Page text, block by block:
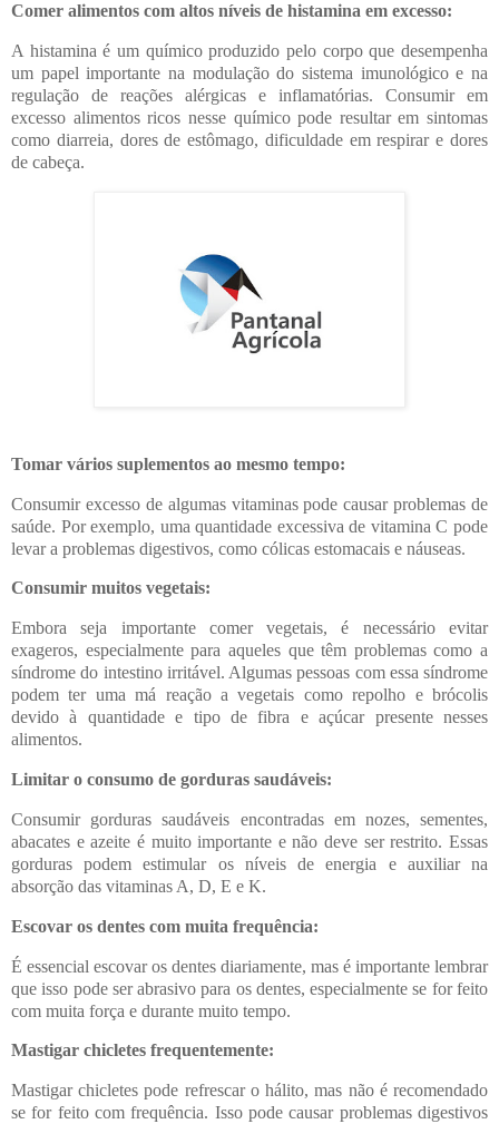
Comer alimentos com altos níveis de histamina em excesso:
A histamina é um químico produzido pelo corpo que desempenha
um papel importante na modulação do sistema imunológico e na
regulação de reações alérgicas e inflamatórias. Consumir em
excesso alimentos ricos nesse químico pode resultar em sintomas
como diarreia, dores de estômago, dificuldade em respirar e dores
de cabeça.
Tomar vários suplementos ao mesmo tempo:
Consumir excesso de algumas vitaminas pode causar problemas de
saúde. Por exemplo, uma quantidade excessiva de vitamina C pode
levar a problemas digestivos, como cólicas estomacais e náuseas.
Consumir muitos vegetais:
Embora seja importante comer vegetais, é necessário evitar
exageros, especialmente para aqueles que têm problemas como a
síndrome do intestino irritável. Algumas pessoas com essa síndrome
podem ter uma má reação a vegetais como repolho e brócolis
devido à quantidade e tipo de fibra e açúcar presente nesses
alimentos.
Limitar o consumo de gorduras saudáveis:
Consumir gorduras saudáveis encontradas em nozes, sementes,
abacates e azeite é muito importante e não deve ser restrito. Essas
gorduras podem estimular os níveis de energia e auxiliar na
absorção das vitaminas A, D, E e K.
Escovar os dentes com muita frequência:
É essencial escovar os dentes diariamente, mas é importante lembrar
que isso pode ser abrasivo para os dentes, especialmente se for feito
com muita força e durante muito tempo.
Mastigar chicletes frequentemente:
Mastigar chicletes pode refrescar o hálito, mas não é recomendado
se for feito com frequência. Isso pode causar problemas digestivos